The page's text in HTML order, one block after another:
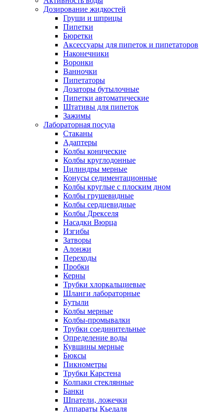
Дозирование жидкостей
Груши и шприцы
Пипетки
Бюретки
Аксессуары для пипеток и пипетаторов
Наконечники
Воронки
Ванночки
Пипетаторы
Дозаторы бутылочные
Пипетки автоматические
Штативы для пипеток
Зажимы
Лабораторная посуда
Стаканы
Адаптеры
Колбы конические
Колбы круглодонные
Цилиндры мерные
Конусы седиментационные
Колбы круглые с плоским дном
Колбы грушевидные
Колбы сердцевидные
Колбы Дрекселя
Насадки Вюрца
Изгибы
Затворы
Алонжи
Переходы
Пробки
Керны
Трубки хлоркальциевые
Шланги лабораторные
Бутыли
Колбы мерные
Колбы-промывалки
Трубки соединительные
Определение воды
Кувшины мерные
Бюксы
Пикнометры
Трубки Карстена
Колпаки стеклянные
Банки
Шпатели, ложечки
Аппараты Кьедаля